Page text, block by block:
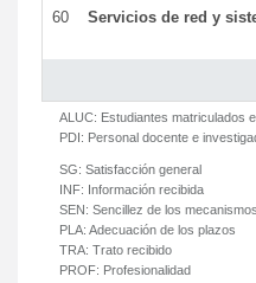
60 Servicios de red y
ALUC: Estudiantes matriculados
PDI: Personal docente e
SG: Satisfacción general
INF: Información recibida
SEN: Sencillez de los mecanismos
PLA: Adecuación de los plazos
TRA: Trato recibido
PROF: Profesionalidad